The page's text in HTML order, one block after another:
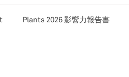
Plants 2026 影響力報告書